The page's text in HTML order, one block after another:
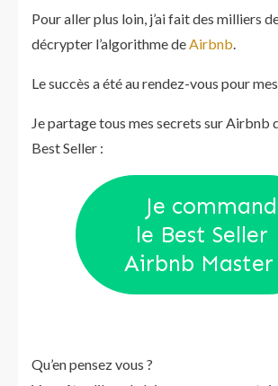
Pour aller plus loin, j’ai fait des milliers
décrypter l’algorithme deAirbnb.
Le succès a été au rendez-vous pour
Je partage tous mes secrets sur Airbnb
Best Seller :
Je
le Best Seller
Airbnb Master
Qu’en pensez vous ?